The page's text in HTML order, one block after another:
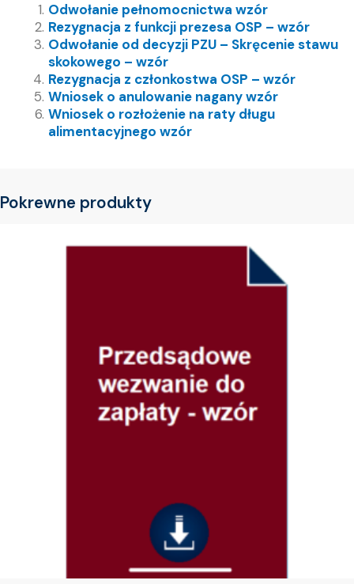
Odwołanie pełnomocnictwa wzór
Rezygnacja z funkcji prezesa OSP – wzór
Odwołanie od decyzji PZU – Skręcenie stawu
skokowego – wzór
Rezygnacja z członkostwa OSP – wzór
Wniosek o anulowanie nagany wzór
Wniosek o rozłożenie na raty długu
alimentacyjnego wzór
Pokrewne produkty